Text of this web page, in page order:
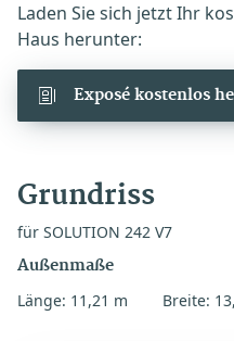
Laden Sie sich jetzt Ihr
Haus herunter:
Exposé kostenlos
Grundriss
für SOLUTION 242 V7
Außenmaße
Länge: 11,21 m Breite: